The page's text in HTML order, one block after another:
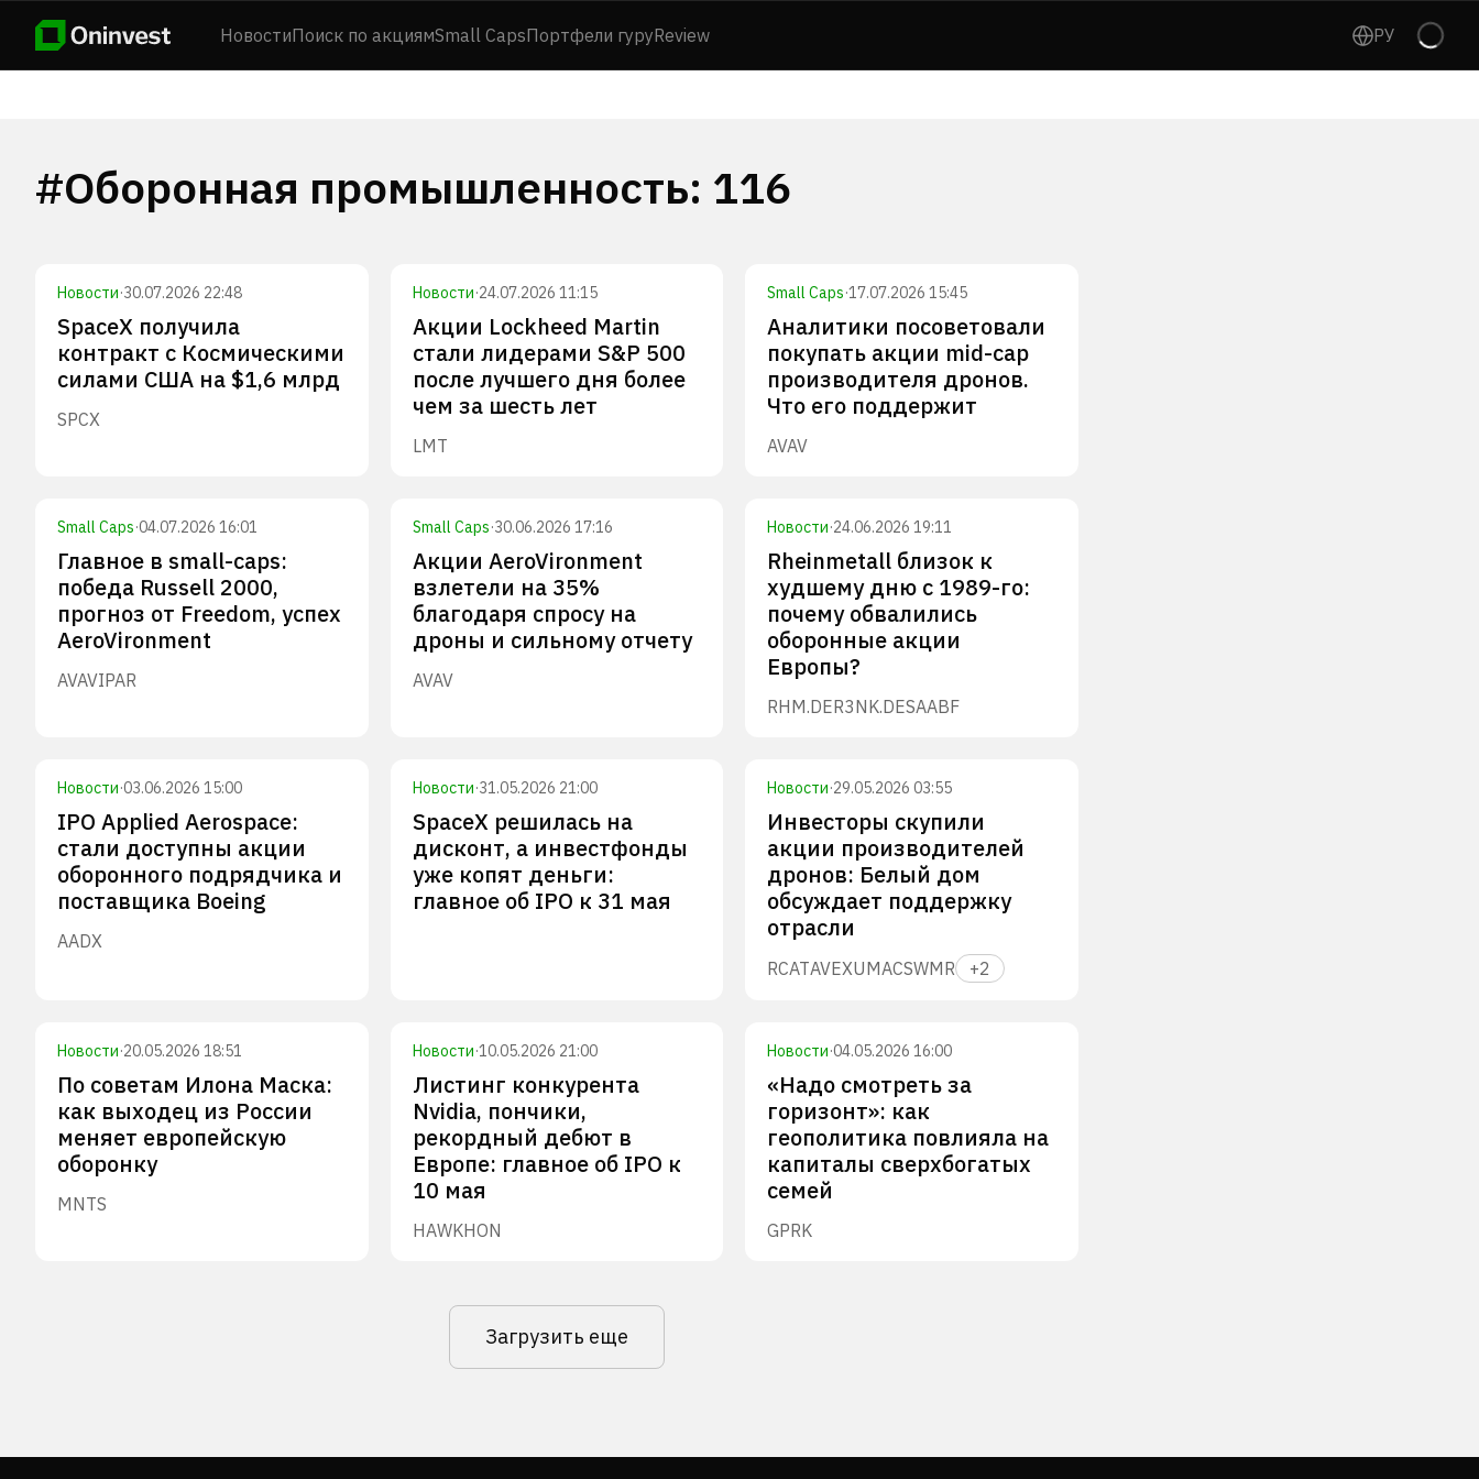
НовостиПоиск по акциямSmall CapsПортфели гуруReview РУ
#Оборонная промышленность: 116
Новости·30.07.2026 22:48
SpaceX получила
контракт с Космическими
силами США на $1,6 млрд
SPCX
Новости·24.07.2026 11:15
Акции Lockheed Martin
стали лидерами S&P 500
после лучшего дня более
чем за шесть лет
LMT
Small Caps·17.07.2026 15:45
Аналитики посоветовали
покупать акции mid-cap
производителя дронов.
Что его поддержит
AVAV
Small Caps·04.07.2026 16:01
Главное в small-caps:
победа Russell 2000,
прогноз от Freedom, успех
AeroVironment
AVAVIPAR
Small Caps·30.06.2026 17:16
Акции AeroVironment
взлетели на 35%
благодаря спросу на
дроны и сильному отчету
AVAV
Новости·24.06.2026 19:11
Rheinmetall близок к
худшему дню с 1989-го:
почему обвалились
оборонные акции
Европы?
RHM.DER3NK.DESAABF
Новости·03.06.2026 15:00
IPO Applied Aerospace:
стали доступны акции
оборонного подрядчика и
поставщика Boeing
AADX
Новости·31.05.2026 21:00
SpaceX решилась на
дисконт, а инвестфонды
уже копят деньги:
главное об IPO к 31 мая
Новости·29.05.2026 03:55
Инвесторы скупили
акции производителей
дронов: Белый дом
обсуждает поддержку
отрасли
RCATAVEXUMACSWMR +2
Новости·20.05.2026 18:51
По советам Илона Маска:
как выходец из России
меняет европейскую
оборонку
MNTS
Новости·10.05.2026 21:00
Листинг конкурента
Nvidia, пончики,
рекордный дебют в
Европе: главное об IPO к
10 мая
HAWKHON
Новости·04.05.2026 16:00
«Надо смотреть за
горизонт»: как
геополитика повлияла на
капиталы сверхбогатых
семей
GPRK
Загрузить еще